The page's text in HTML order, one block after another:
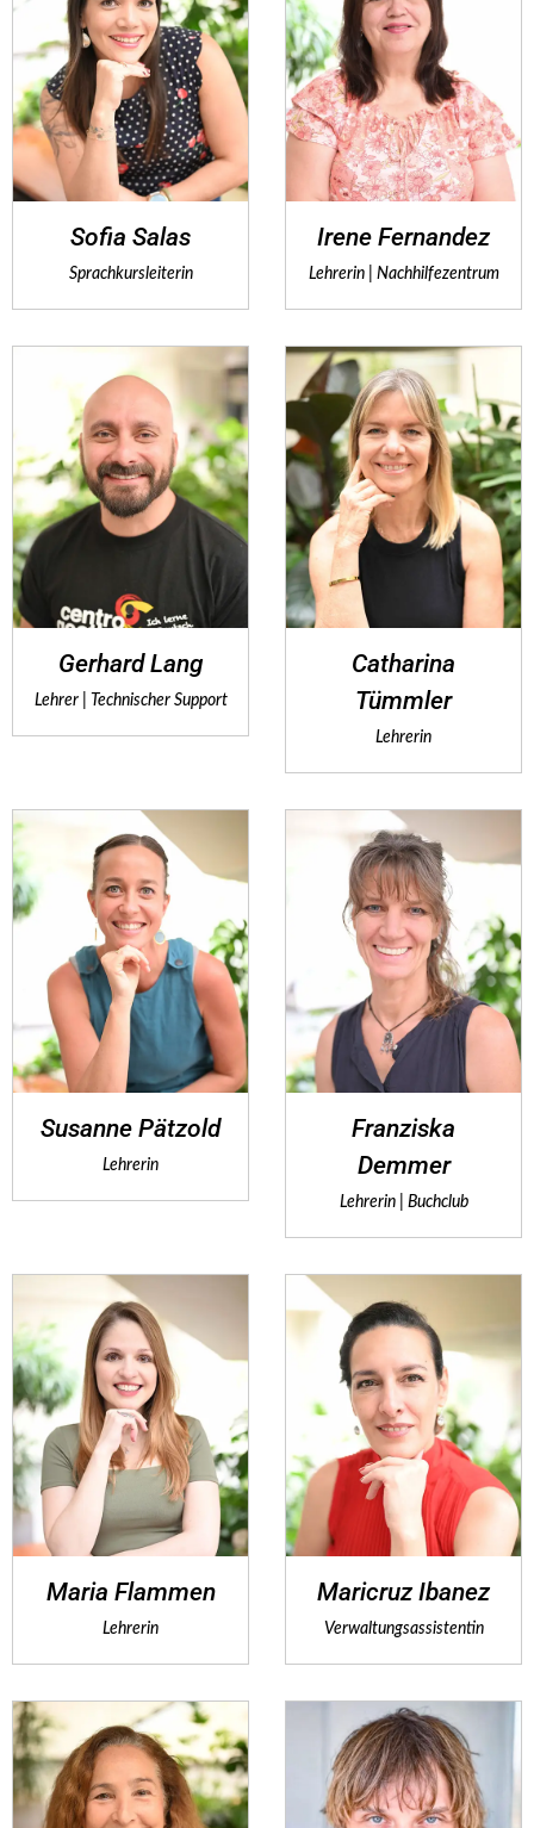
Sofia Salas
Sprachkursleiterin
Irene Fernandez
Lehrerin | Nachhilfezentrum
Gerhard Lang
Lehrer | Technischer Support
Catharina
Tümmler
Lehrerin
Susanne Pätzold
Lehrerin
Franziska
Demmer
Lehrerin | Buchclub
Maria Flammen
Lehrerin
Maricruz Ibanez
Verwaltungsassistentin